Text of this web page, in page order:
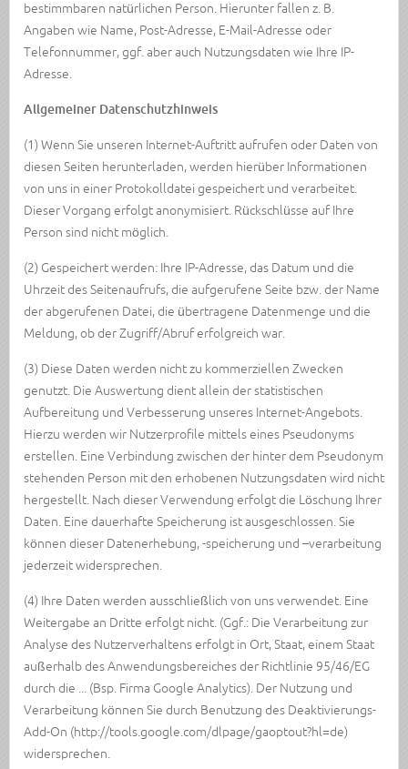
bestimmbaren natürlichen Person. Hierunter fallen z. B.
Angaben wie Name, Post-Adresse, E-Mail-Adresse oder
Telefonnummer, ggf. aber auch Nutzungsdaten wie Ihre IP-
Adresse.
Allgemeiner Datenschutzhinweis
(1) Wenn Sie unseren Internet-Auftritt aufrufen oder Daten von
diesen Seiten herunterladen, werden hierüber Informationen
von uns in einer Protokolldatei gespeichert und verarbeitet.
Dieser Vorgang erfolgt anonymisiert. Rückschlüsse auf Ihre
Person sind nicht möglich.
(2) Gespeichert werden: Ihre IP-Adresse, das Datum und die
Uhrzeit des Seitenaufrufs, die aufgerufene Seite bzw. der Name
der abgerufenen Datei, die übertragene Datenmenge und die
Meldung, ob der Zugriff/Abruf erfolgreich war.
(3) Diese Daten werden nicht zu kommerziellen Zwecken
genutzt. Die Auswertung dient allein der statistischen
Aufbereitung und Verbesserung unseres Internet-Angebots.
Hierzu werden wir Nutzerprofile mittels eines Pseudonyms
erstellen. Eine Verbindung zwischen der hinter dem Pseudonym
stehenden Person mit den erhobenen Nutzungsdaten wird nicht
hergestellt. Nach dieser Verwendung erfolgt die Löschung Ihrer
Daten. Eine dauerhafte Speicherung ist ausgeschlossen. Sie
können dieser Datenerhebung, -speicherung und –verarbeitung
jederzeit widersprechen.
(4) Ihre Daten werden ausschließlich von uns verwendet. Eine
Weitergabe an Dritte erfolgt nicht. (Ggf.: Die Verarbeitung zur
Analyse des Nutzerverhaltens erfolgt in Ort, Staat, einem Staat
außerhalb des Anwendungsbereiches der Richtlinie 95/46/EG
durch die ... (Bsp. Firma Google Analytics). Der Nutzung und
Verarbeitung können Sie durch Benutzung des Deaktivierungs-
Add-On (http://tools.google.com/dlpage/gaoptout?hl=de)
widersprechen.